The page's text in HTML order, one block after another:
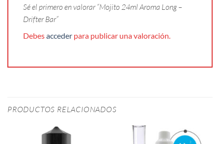
Sé el primero en valorar “Mojito 24ml Aroma Long –
Drifter Bar”
Debesacceder para publicar una valoración.
PRODUCTOS RELACIONADOS